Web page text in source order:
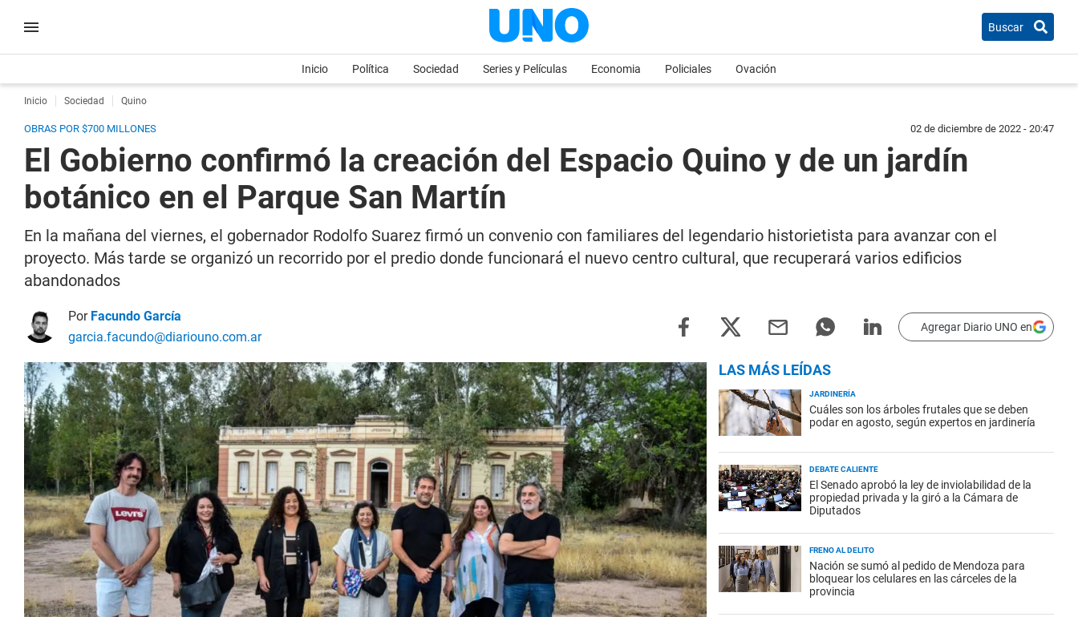
Buscar
Inicio Política Sociedad Series y Películas Economia Policiales Ovación
Inicio Sociedad Quino
OBRAS POR $700 MILLONES 02 de diciembre de 2022 - 20:47
El Gobierno confirmó la creación del Espacio Quino y de un jardín
botánico en el Parque San Martín
En la mañana del viernes, el gobernador Rodolfo Suarez firmó un convenio con familiares del legendario historietista para avanzar con el
proyecto. Más tarde se organizó un recorrido por el predio donde funcionará el nuevo centro cultural, que recuperará varios edificios
abandonados
Por Facundo García
garcia.facundo@diariouno.com.ar
Agregar Diario UNO en
LAS MÁS LEÍDAS
JARDINERÍA
Cuáles son los árboles frutales que se deben
podar en agosto, según expertos en jardinería
DEBATE CALIENTE
El Senado aprobó la ley de inviolabilidad de la
propiedad privada y la giró a la Cámara de
Diputados
FRENO AL DELITO
Nación se sumó al pedido de Mendoza para
bloquear los celulares en las cárceles de la
provincia